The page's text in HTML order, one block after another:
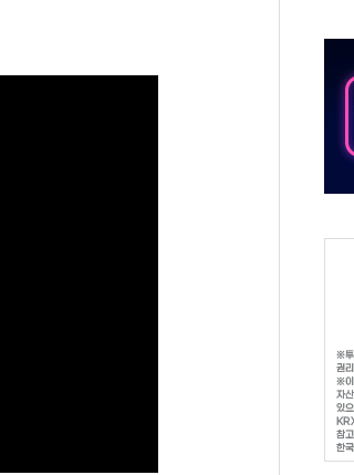
원주시, 첨단의료복합단지 지정 준비 본격화
임동원 전 장관과 대화 나누는 정동영 통일부 장관